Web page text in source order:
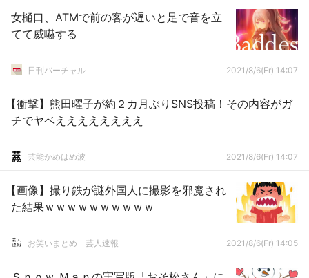
女樋口、ATMで前の客が遅いと足で音を立
てて威嚇する
日刊バーチャル 2021/8/6(Fr) 14:07
【衝撃】熊田曜子が約２カ月ぶりSNS投稿！その内容がガ
チでヤベええええええええ
芸能かめはめ波 2021/8/6(Fr) 14:07
【画像】撮り鉄が謎外国人に撮影を邪魔され
た結果ｗｗｗｗｗｗｗｗｗｗ
お笑いまとめ 芸人速報 2021/8/6(Fr) 14:05